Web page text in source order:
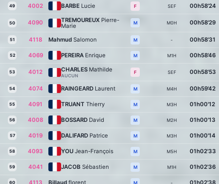
49 4002 BARBE Lucie F SEF 00h58'24
50 4090 TREMOUREUX Pierre-
Marie
M M0H 00h58'29
51 4118 Mahmud Salomon M - 00h58'31
52 4069 PEREIRA Enrique M M1H 00h58'46
53 4012 CHARLES Mathilde
AUCUN
F SEF 00h58'53
54 4074 RAINGEARD Laurent M M4H 00h59'42
55 4091 TRUANT Thierry M M3H 01h00'12
56 4008 BOSSARD David M M2H 01h00'13
57 4019 DALIFARD Patrice M M3H 01h00'14
58 4093 YOU Jean-François M M5H 01h02'33
59 4041 JACOB Sébastien M M1H 01h02'36
60 4113 Billaud florent M - 01h02'38